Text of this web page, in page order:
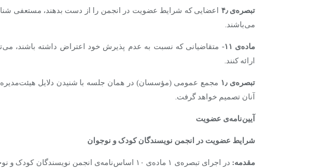
تبصره‌‌ی ۴٫
اعضایی که شرایط عضویت در انجمن را از دست بدهند، مستعفی
می‌باشند.
ماده‌ی ۱۱-
متقاضیانی که نسبت به عدم پذیرش خود اعتراض داشته باشند،
ارائه کنند.
تبصره‌‌ی ۱٫
مجمع عمومی (مؤسسان) در همان جلسه با شنیدن دلایل
آنان تصمیم خواهد گرفت.
آیین‌نامه‌ی عضویت
شرایط عضویت در انجمن نویسندگان کودک و نوجوان
مقدمه: